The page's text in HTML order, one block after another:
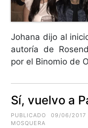
Johana dijo al
autoría de
por el Binomio de
Sí, vuelvo a
PUBLICADO 09/06/
MOSQUERA